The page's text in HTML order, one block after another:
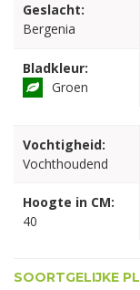
Geslacht:
Bergenia
Bladkleur:
Groen
Vochtigheid:
Vochthoudend
Hoogte in CM:
40
SOORTGELIJKE